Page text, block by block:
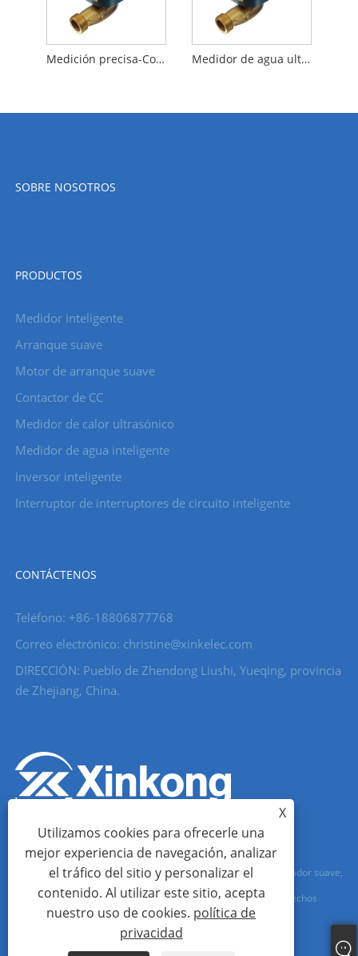
Medición precisa-Contador de agua ultrasónico DN15-NB-IOT Medidor de agua ultrasónico de medición precisa DN20-NB-IOT
SOBRE NOSOTROS
PRODUCTOS
Medidor inteligente
Arranque suave
Motor de arranque suave
Contactor de CC
Medidor de calor ultrasónico
Medidor de agua inteligente
Inversor inteligente
Interruptor de interruptores de circuito inteligente
CONTÁCTENOS
Teléfono: +86-18806877768
Correo electrónico: christine@xinkelec.com
DIRECCIÓN: Pueblo de Zhendong Liushi, Yueqing, provincia
de Zhejiang, China.
Copyright © 2023 Wenzhou Xinkong Imp&exp Co.,Ltd. - Arrancador suave,
Medidor de agua, Medidor de agua ultrasónico - Todos los derechos
X
Utilizamos cookies para ofrecerle una
mejor experiencia de navegación, analizar
el tráfico del sitio y personalizar el
contenido. Al utilizar este sitio, acepta
nuestro uso de cookies. política de
privacidad